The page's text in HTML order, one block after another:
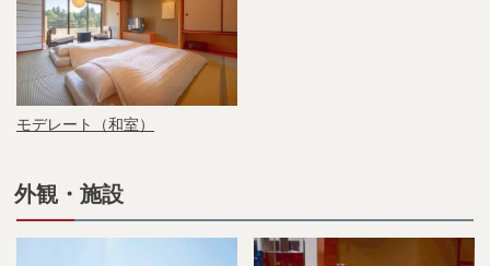
モデレート（和室）
外観・施設